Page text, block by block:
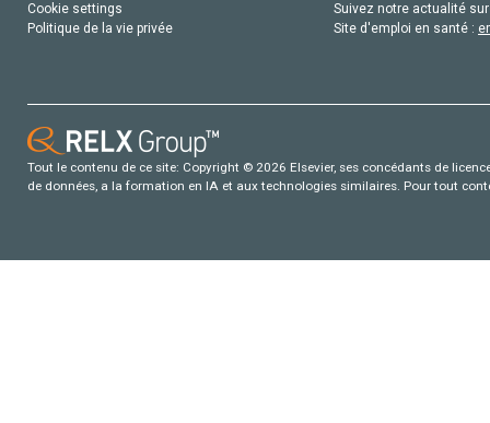
Cookie settings
Politique de la vie privée
Suivez notre actualité
Site d'emploi en santé :
Tout le contenu de ce site: Copyright © 2026 Elsevier, ses concédants de
de données, a la formation en IA et aux technologies similaires. Pour tout